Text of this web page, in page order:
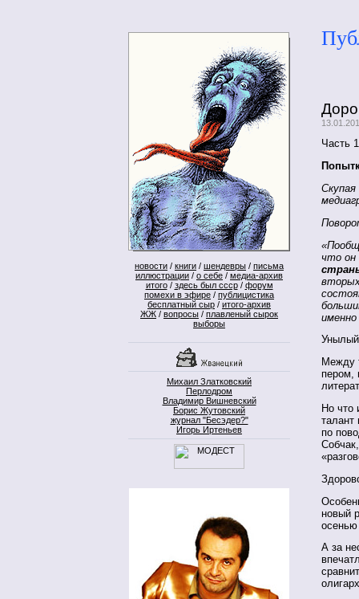
новости / книги / шендевры / письма
иллюстрации / о себе / медиа-архив
итого/ здесь был ссср/ форум
помехи в эфире / публицистика
бесплатный сыр / итого-архив
ЖЖ / вопросы / плавленый сырок
выборы
Михаил Златковский
Перлодром
Владимир Вишневский
Борис Жутовский
журнал "Бесэдер?"
Игорь Иртеньев
Часть
Скупая
что
Унылый
Между
пером,
Но что
талант
по
новый
осенью
А за